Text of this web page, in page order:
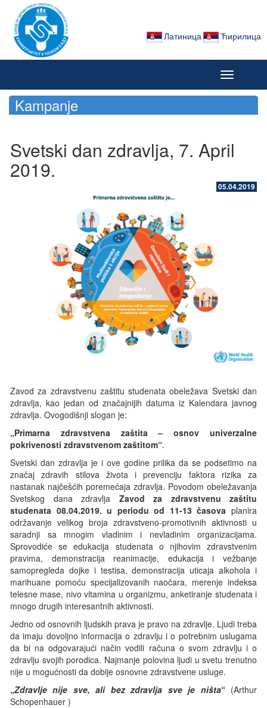
Toggle
navigation
Ћирилица
Латиница
Kampanje
Svetski dan zdravlja, 7. April
2019.
05.04.2019
Zavod za zdravstvenu zaštitu studenata obeležava Svetski dan
zdravlja, kao jedan od značajnijih datuma iz Kalendara javnog
zdravlja. Ovogodišnji slogan je:
„Primarna zdravstvena zaštita – osnov univerzalne
pokrivenosti zdravstvenom zaštitom“.
Svetski dan zdravlja je i ove godine prilika da se podsetimo na
značaj zdravih stilova života i prevenciju faktora rizika za
nastanak najčešćih poremećaja zdravlja. Povodom obeležavanja
Svetskog dana zdravlja
Zavod za zdravstvenu zaštitu
studenata 08.04.2019. u periodu od 11-13 časova planira
održavanje velikog broja zdravstveno-promotivnih aktivnosti u
saradnji sa mnogim vladinim i nevladinim organizacijama.
Sprovodiće se edukacija studenata o njihovim zdravstvenim
pravima, demonstracija
reanimacije, edukacija i vežbanje
samopregleda dojke i testisa, demonstracija uticaja alkohola i
marihuane pomoću specijalizovanih naočara, merenje indeksa
telesne mase, nivo vitamina u organizmu, anketiranje studenata i
mnogo drugih interesantnih aktivnosti.
Jedno od osnovnih ljudskih prava je pravo na zdravlje. Ljudi treba
da imaju dovoljno informacija o zdravlju i o potrebnim uslugama
da bi na odgovarajući način vodili računa o svom zdravlju io
zdravlju svojih porodica. Najmanje polovina ljudi u svetu trenutno
nije u mogućnosti da dobije osnovne zdravstvene usluge.
„Zdravlje nije sve, ali bez zdravlja sve je ništa“ (Arthur
Schopenhauer )